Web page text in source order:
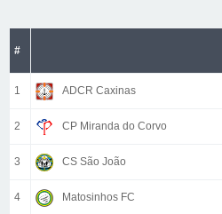
#
1 ADCR Caxinas
2 CP Miranda do Corvo
3 CS São João
4 Matosinhos FC